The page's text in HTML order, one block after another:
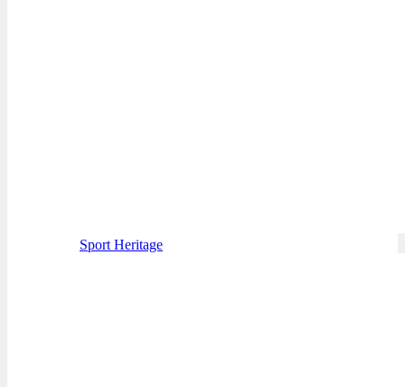
Sport Heritage